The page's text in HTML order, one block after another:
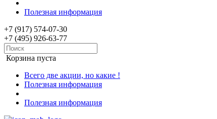
Полезная информация
+7 (917) 574-07-30
+7 (495) 926-63-77
Корзина пуста
Всего две акции, но какие !
Полезная информация
Полезная информация